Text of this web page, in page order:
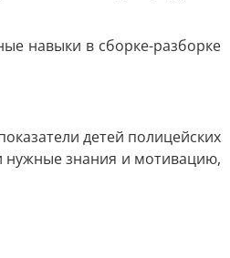
навыки в сборке-разборке
детей полицейских
нужные знания и мотивацию,